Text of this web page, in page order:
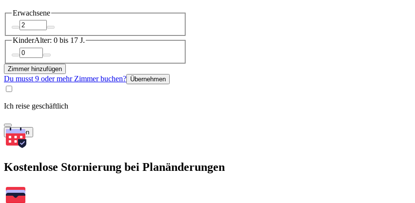
Erwachsene
KinderAlter: 0 bis 17 J.
Zimmer hinzufügen
Du musst 9 oder mehr Zimmer buchen? Übernehmen
Ich reise geschäftlich
Suchen
Kostenlose Stornierung bei Planänderungen